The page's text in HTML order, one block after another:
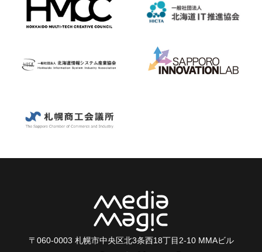
〒060-0003 札幌市中央区北3条西18丁目2-10 MMAビル